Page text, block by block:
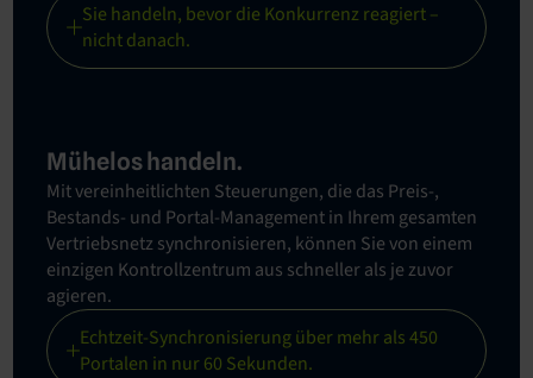
Sie handeln, bevor die Konkurrenz reagiert –
nicht danach.
Mühelos handeln.
Mit vereinheitlichten Steuerungen, die das Preis-,
Bestands- und Portal-Management in Ihrem gesamten
Vertriebsnetz synchronisieren, können Sie von einem
einzigen Kontrollzentrum aus schneller als je zuvor
agieren.
Echtzeit-Synchronisierung über mehr als 450
Portalen in nur 60 Sekunden.